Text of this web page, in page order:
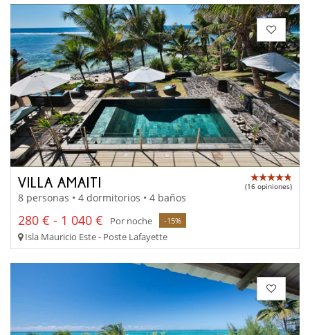
VILLA AMAITI (16 opiniones)
8 personas • 4 dormitorios • 4 baños
280 € - 1 040 € Por noche -15%
Isla Mauricio Este - Poste Lafayette